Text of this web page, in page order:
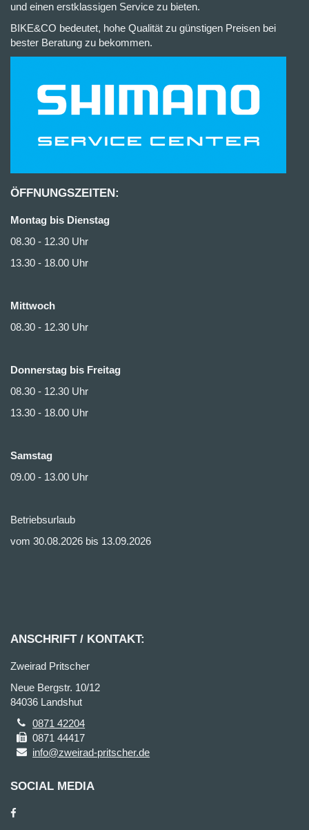
und einen erstklassigen Service zu bieten.
BIKE&CO bedeutet, hohe Qualität zu günstigen Preisen bei
bester Beratung zu bekommen.
ÖFFNUNGSZEITEN:
Montag bis Dienstag
08.30 - 12.30 Uhr
13.30 - 18.00 Uhr
Mittwoch
08.30 - 12.30 Uhr
Donnerstag bis Freitag
08.30 - 12.30 Uhr
13.30 - 18.00 Uhr
Samstag
09.00 - 13.00 Uhr
Betriebsurlaub
vom 30.08.2026 bis 13.09.2026
ANSCHRIFT / KONTAKT:
Zweirad Pritscher
Neue Bergstr. 10/12
84036 Landshut
0871 42204
0871 44417
info@zweirad-pritscher.de
SOCIAL MEDIA